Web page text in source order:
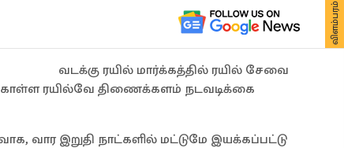
விளம்பரம்
வடக்கு ரயில் மார்க்கத்தில் ரயில் சேவை
ரயில்வே திணைக்களம் நடவடிக்கை
வார இறுதி நாட்களில் மட்டுமே இயக்கப்பட்டு